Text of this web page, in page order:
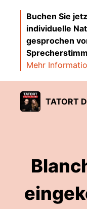
Buchen Sie
individuelle
gesprochen
Mehr